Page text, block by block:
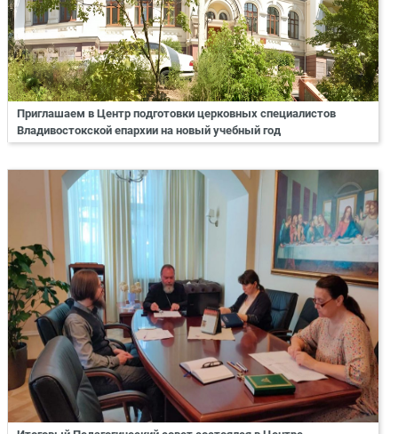
Приглашаем в Центр подготовки церковных специалистов
Владивостокской епархии на новый учебный год